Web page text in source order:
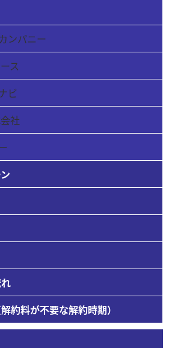
ンパニー
ス
ビ
社
約料が不要な解約時期）